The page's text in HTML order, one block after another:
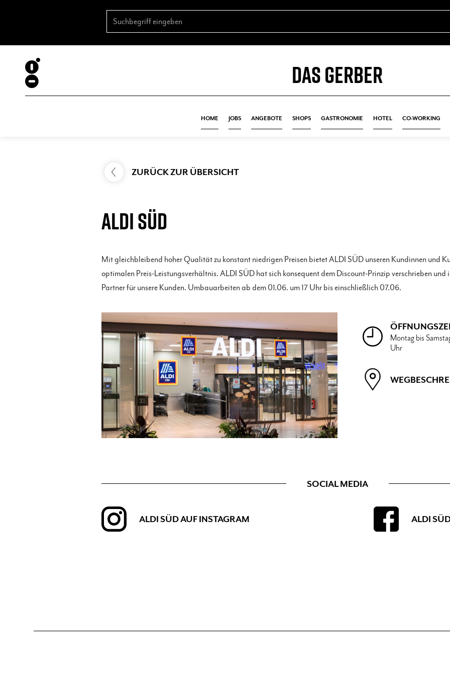
HOME JOBS ANGEBOTE SHOPS GASTRONOMIE HOTEL CO-WORKING
DAS GERBER
ZURÜCK ZUR ÜBERSICHT
ALDI SÜD
Mit gleichbleibend hoher Qualität zu konstant niedrigen Preisen bietet ALDI SÜD unseren Kundinnen und
optimalen Preis-Leistungsverhältnis. ALDI SÜD hat sich konsequent dem Discount-Prinzip verschrieben und
Partner für unsere Kunden. Umbauarbeiten ab dem 01.06. um 17 Uhr bis einschließlich 07.06.
Montag bis
Uhr
SOCIAL MEDIA
ALDI SÜD AUF INSTAGRAM ALDI